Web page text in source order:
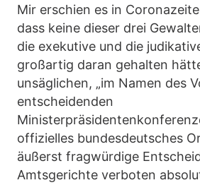
Mir erschien es in
dass keine dieser drei
die exekutive und die
großartig daran gehalten
unsäglichen, „im Namen des
entscheidenden
offizielles bundesdeutsches
äußerst fragwürdige
Amtsgerichte verboten